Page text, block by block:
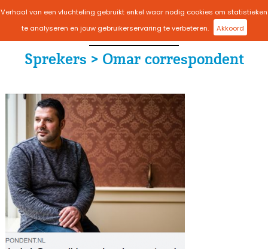
Verhaal van een vluchteling gebruikt enkel waar nodig cookies om statistieken
te analyseren en jouw gebruikerservaring te verbeteren.
Akkoord
menu
Sprekers > Omar correspondent